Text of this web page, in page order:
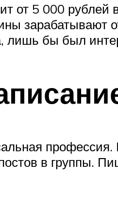
от 5 000
зарабатывают
лишь бы был
в группы.